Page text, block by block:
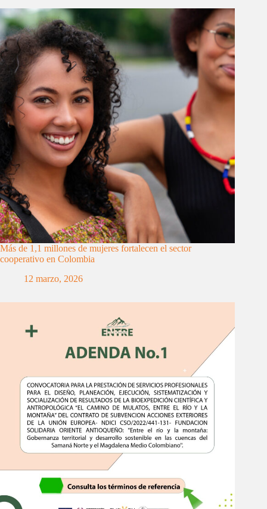
Más de 1,1 millones de mujeres fortalecen el sector
cooperativo en Colombia
12 marzo, 2026